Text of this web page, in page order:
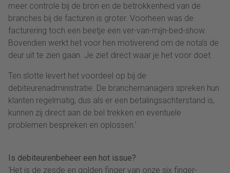
meer controle bij de bron en de betrokkenheid van de
branches bij de facturen is groter. Voorheen was de
facturering toch een beetje een ver-van-mijn-bed-show.
Bovendien werkt het voor hen motiverend om de nota’s de
deur uit te zien gaan. Je ziet direct waar je het voor doet.
Ten slotte levert het voordeel op bij de
debiteurenadministratie. De branchemanagers spreken hun
klanten regelmatig, dus als er een betalingsachterstand is,
kunnen zij direct aan de bel trekken en eventuele
problemen bespreken en oplossen.’
Is debiteurenbeheer een hot issue?
‘Het is de zesde en golden finger van onze six finger-